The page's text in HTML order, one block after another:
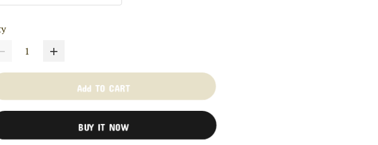
Add TO CART
BUY IT NOW